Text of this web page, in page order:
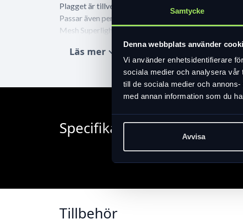
Samtycke
Denna webbplats använder
Vi använder enhetsidentifierare
sociala medier och analysera vår
till de sociala medier och
med annan information som du
Avvisa
Plagget är tillverkat i funktionell mesh med stora hål
Passar även perfekt under cykeltröjan för extra
Mesh Superlight i hela plagget • Superlätt material
95% Polyester Recycled 5% Elastane
Läs mer expand_more
Specifikation
Tillbehör